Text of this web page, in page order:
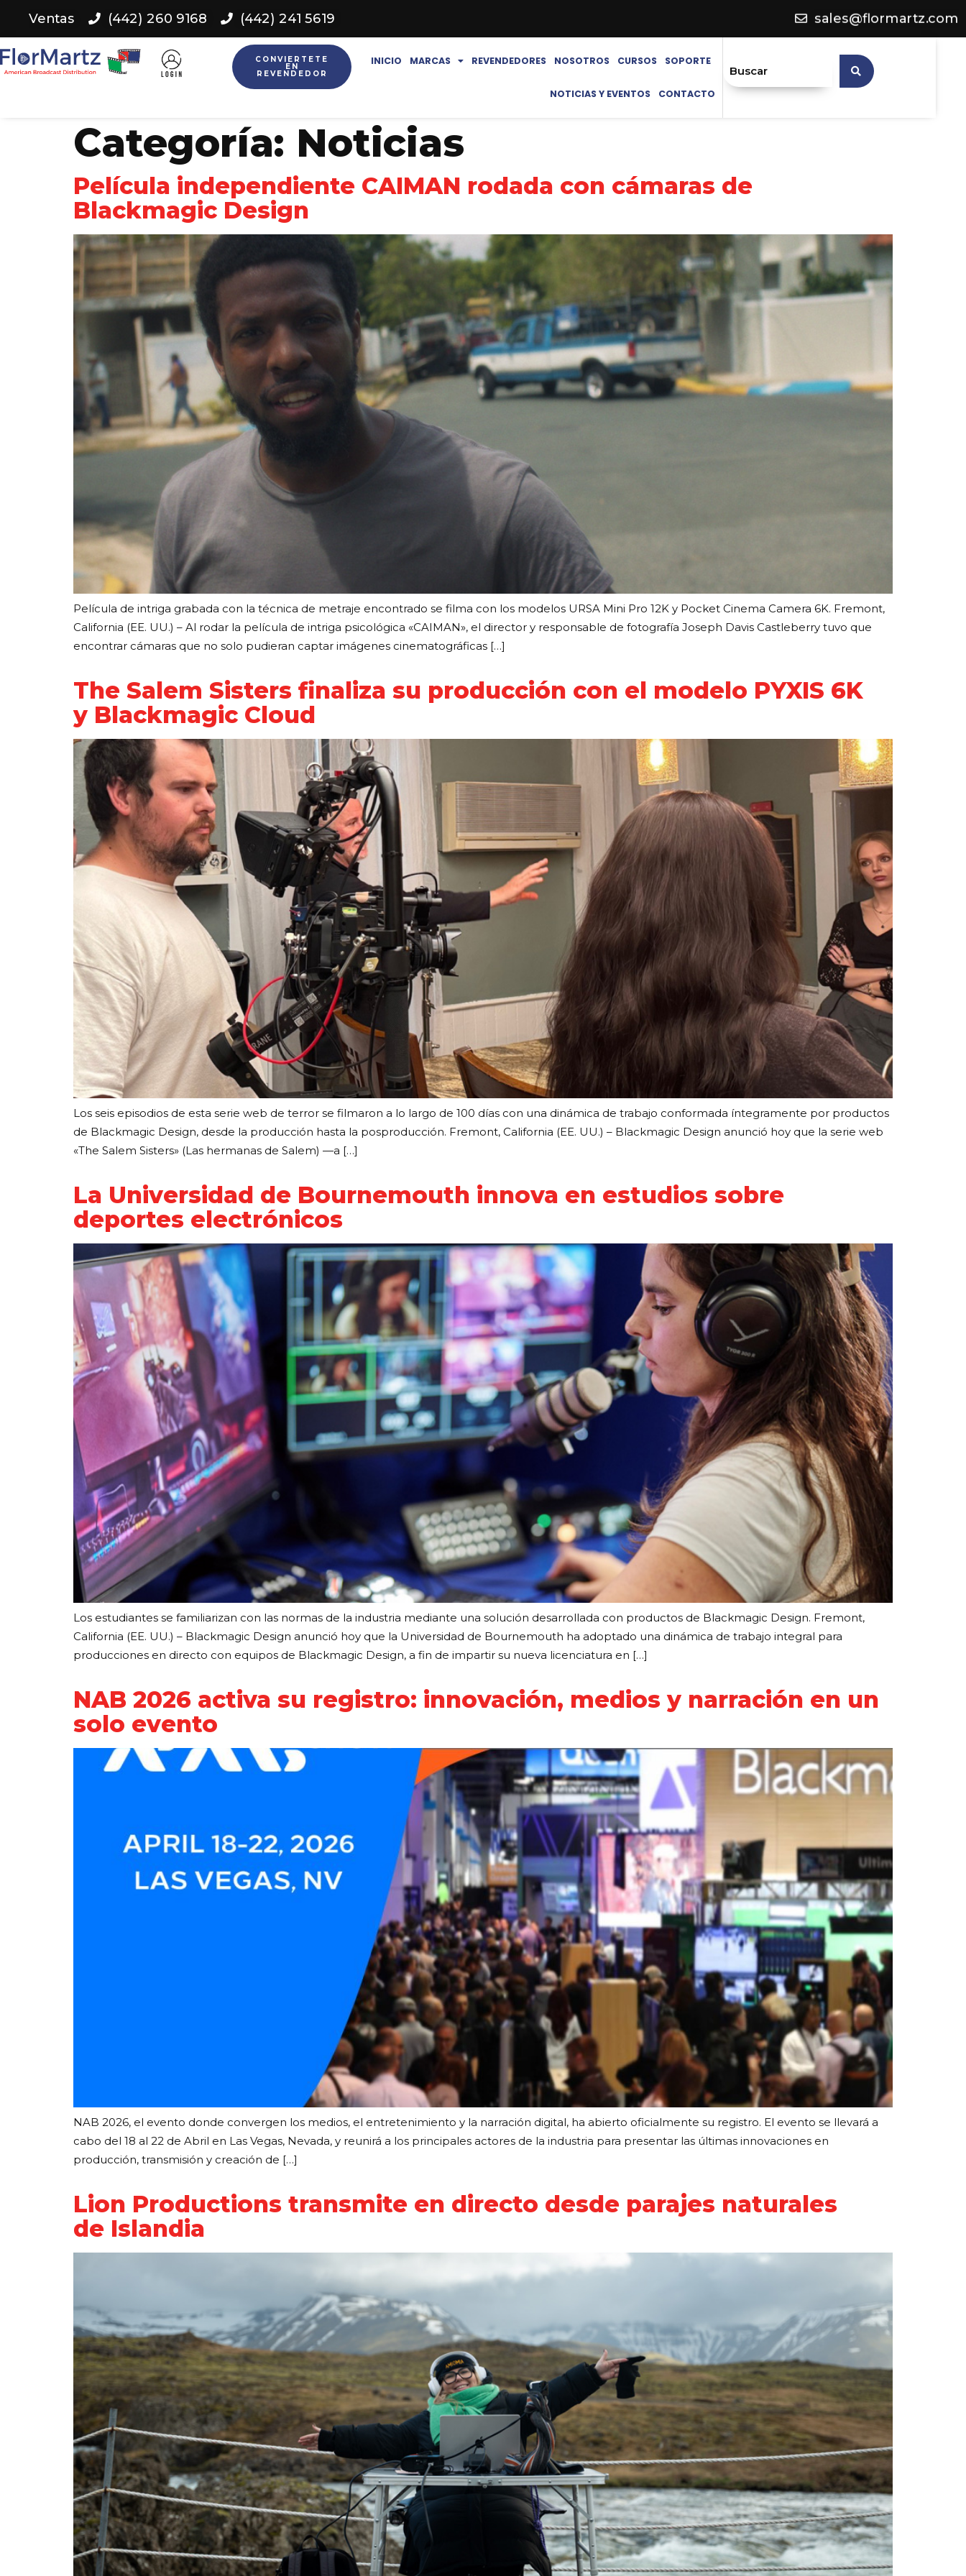
Ventas (442) 260 9168 (442) 241 5619 sales@flormartz.com
CONVIERTETE
EN
REVENDEDOR
INICIO MARCAS REVENDEDORES NOSOTROS CURSOS SOPORTE
NOTICIAS Y EVENTOS CONTACTO
Categoría: Noticias
Película independiente CAIMAN rodada con cámaras de
Blackmagic Design
Película de intriga grabada con la técnica de metraje encontrado se filma con los modelos URSA Mini Pro 12K y Pocket Cinema Camera 6K. Fremont,
California (EE. UU.) – Al rodar la película de intriga psicológica «CAIMAN», el director y responsable de fotografía Joseph Davis Castleberry tuvo que
encontrar cámaras que no solo pudieran captar imágenes cinematográficas […]
The Salem Sisters finaliza su producción con el modelo PYXIS 6K
y Blackmagic Cloud
Los seis episodios de esta serie web de terror se filmaron a lo largo de 100 días con una dinámica de trabajo conformada íntegramente por productos
de Blackmagic Design, desde la producción hasta la posproducción. Fremont, California (EE. UU.) – Blackmagic Design anunció hoy que la serie web
«The Salem Sisters» (Las hermanas de Salem) —a […]
La Universidad de Bournemouth innova en estudios sobre
deportes electrónicos
Los estudiantes se familiarizan con las normas de la industria mediante una solución desarrollada con productos de Blackmagic Design. Fremont,
California (EE. UU.) – Blackmagic Design anunció hoy que la Universidad de Bournemouth ha adoptado una dinámica de trabajo integral para
producciones en directo con equipos de Blackmagic Design, a fin de impartir su nueva licenciatura en […]
NAB 2026 activa su registro: innovación, medios y narración en un
solo evento
NAB 2026, el evento donde convergen los medios, el entretenimiento y la narración digital, ha abierto oficialmente su registro. El evento se llevará a
cabo del 18 al 22 de Abril en Las Vegas, Nevada, y reunirá a los principales actores de la industria para presentar las últimas innovaciones en
producción, transmisión y creación de […]
Lion Productions transmite en directo desde parajes naturales
de Islandia